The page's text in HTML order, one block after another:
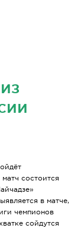
состоится
в матче,
чемпионов
сойдутся